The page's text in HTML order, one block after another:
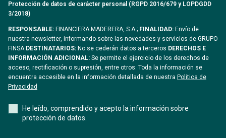
Protección de datos de carácter personal (RGPD 2016/679 y LOPDGDD
3/2018)
RESPONSABLE: FINANCIERA MADERERA, S.A.; FINALIDAD: Envío de
nuestra newsletter, informando sobre las novedades y servicios de GRUPO
FINSADESTINATARIOS: No se cederán datos a terceros DERECHOS E
INFORMACIÓN ADICIONAL: Se permite el ejercicio de los derechos de
acceso, rectificación o supresión, entre otros. Toda la información se
encuentra accesible en la información detallada de nuestra Politica de
Privacidad
He leído, comprendido y acepto la información sobre
protección de datos.